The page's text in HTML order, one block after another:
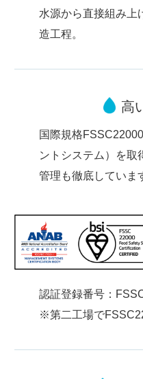
水源から直接組み上
造工程。
高
国際規格
ントシステム）を取
管理も徹底していま
認証登録番号：
※第二工場で